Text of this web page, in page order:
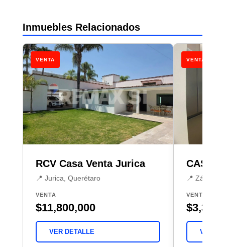
Inmuebles Relacionados
VENTA
RCV Casa Venta Jurica
📍 Jurica, Querétaro
VENTA
$11,800,000
VER DETALLE
VENTA
CASA
📍 Zákia,
VENTA
VER